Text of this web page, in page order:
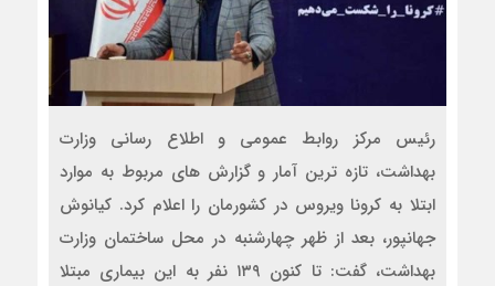
رئیس مرکز روابط عمومی و اطلاع رسانی وزارت
بهداشت، تازه ترین آمار و گزارش های مربوط به موارد
ابتلا به کرونا ویروس در کشورمان را اعلام کرد. کیانوش
جهانپور، بعد از ظهر چهارشنبه در محل ساختمان وزارت
بهداشت، گفت: تا کنون ۱۳۹ نفر به این بیماری مبتلا